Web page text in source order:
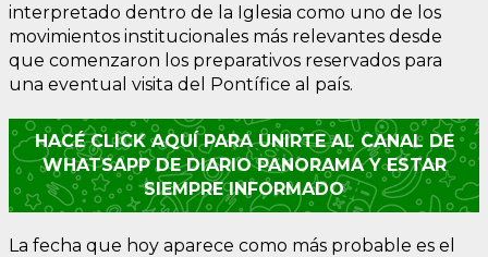
interpretado dentro de la Iglesia como uno de los
movimientos institucionales más relevantes desde
que comenzaron los preparativos reservados para
una eventual visita del Pontífice al país.
HACÉ CLICK AQUÍ PARA UNIRTE AL CANAL DE
WHATSAPP DE DIARIO PANORAMA Y ESTAR
SIEMPRE INFORMADO
La fecha que hoy aparece como más probable es el